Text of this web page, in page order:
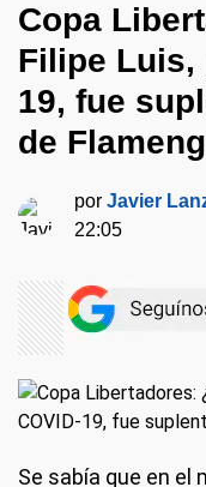
Copa
Filipe Luis,
19, fue
de
porJavier
22:05
Se sabía que en el